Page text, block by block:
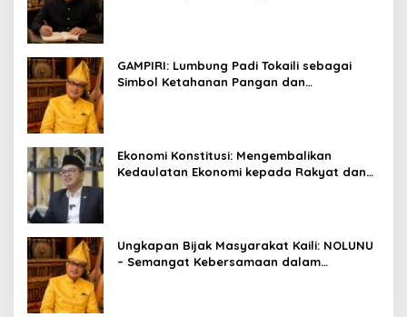
GAMPIRI: Lumbung Padi Tokaili sebagai
Simbol Ketahanan Pangan dan
Ekonomi Konstitusi: Mengembalikan
Kedaulatan Ekonomi kepada Rakyat dan
Ungkapan Bijak Masyarakat Kaili: NOLUNU
– Semangat Kebersamaan dalam